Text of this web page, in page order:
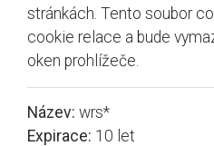
stránkách. Tento soubor
cookie relace a bude
oken prohlížeče.
Název: wrs*
Expirace: 10 let